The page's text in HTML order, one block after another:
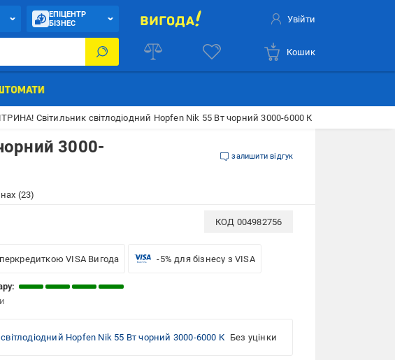
ЕПІЦЕНТР
БІЗНЕС
Увійти
Кошик
Світильник світлодіодний Hopfen Nik 55 Вт чорний 3000-6000 К
3000-
залишити відгук
(23)
КОД 004982756
VISA Вигода -5% для бізнесу з VISA
Hopfen Nik 55 Вт чорний 3000-6000 К Без уцінки